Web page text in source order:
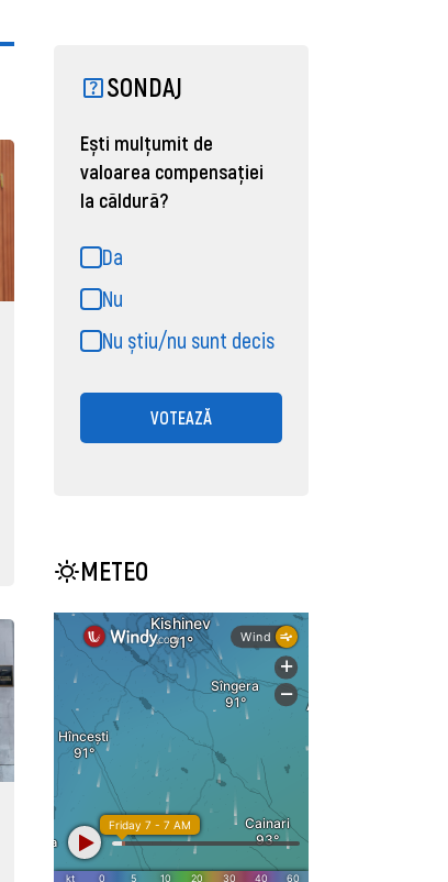
SONDAJ
Ești mulțumit de
valoarea compensației
la căldură?
Da
Nu
Nu știu/nu sunt decis
VOTEAZĂ
METEO